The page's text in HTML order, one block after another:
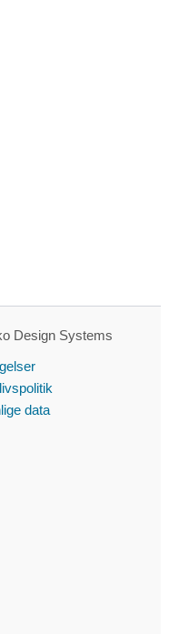
Design Systems
data